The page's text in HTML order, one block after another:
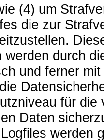
(4) um
die zur
werden durch
und ferner
für die
Daten
werden